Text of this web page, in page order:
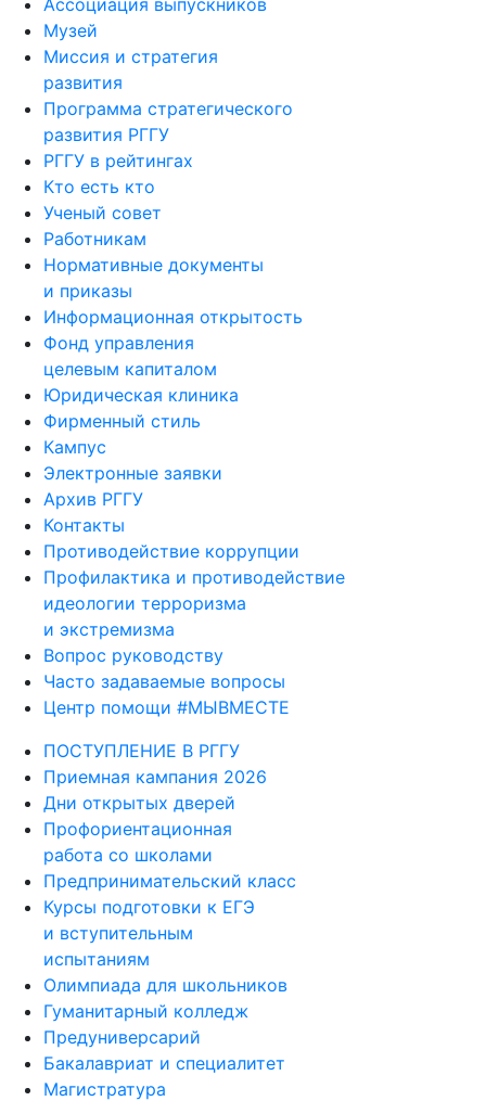
Музей
Миссия и стратегия
развития
Программа стратегического
развития РГГУ
РГГУ в рейтингах
Кто есть кто
Ученый совет
Работникам
Нормативные документы
и приказы
Информационная открытость
Фонд управления
целевым капиталом
Юридическая клиника
Фирменный стиль
Кампус
Электронные заявки
Архив РГГУ
Контакты
Противодействие коррупции
Профилактика и противодействие
идеологии терроризма
и экстремизма
Вопрос руководству
Часто задаваемые вопросы
Центр помощи #МЫВМЕСТЕ
ПОСТУПЛЕНИЕ В РГГУ
Приемная кампания 2026
Дни открытых дверей
Профориентационная
работа со школами
Предпринимательский класс
Курсы подготовки к ЕГЭ
и вступительным
испытаниям
Олимпиада для школьников
Гуманитарный колледж
Предуниверсарий
Бакалавриат и специалитет
Магистратура